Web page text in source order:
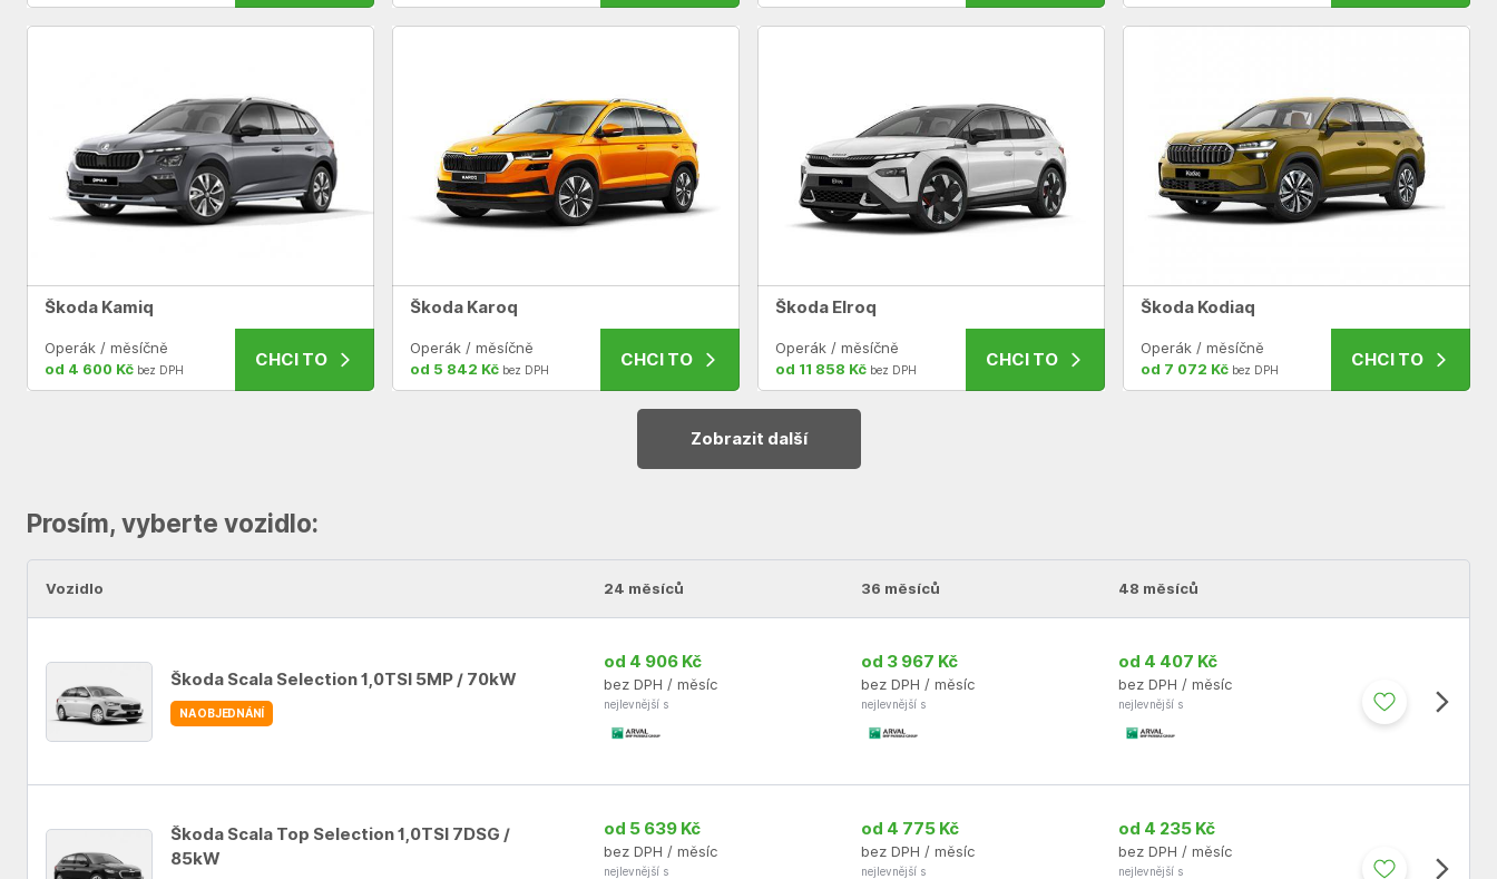
Škoda Kamiq
Operák / měsíčně
od 4 600 Kč bez DPH CHCI TO
Škoda Karoq
Operák / měsíčně
od 5 842 Kč bez DPH CHCI TO
Škoda Elroq
Operák / měsíčně
od 11 858 Kč bez DPH CHCI TO
Škoda Kodiaq
Operák / měsíčně
od 7 072 Kč bez DPH CHCI TO
Zobrazit další
Prosím, vyberte vozidlo:
Vozidlo 24 měsíců 36 měsíců 48 měsíců
Škoda Scala Selection 1,0TSI 5MP / 70kW
NA OBJEDNÁNÍ
od 4 906 Kč
bez DPH / měsíc
nejlevnější s
od 3 967 Kč
bez DPH / měsíc
nejlevnější s
od 4 407 Kč
bez DPH / měsíc
nejlevnější s
Škoda Scala Top Selection 1,0TSI 7DSG /
85kW
od 5 639 Kč
bez DPH / měsíc
nejlevnější s
od 4 775 Kč
bez DPH / měsíc
nejlevnější s
od 4 235 Kč
bez DPH / měsíc
nejlevnější s